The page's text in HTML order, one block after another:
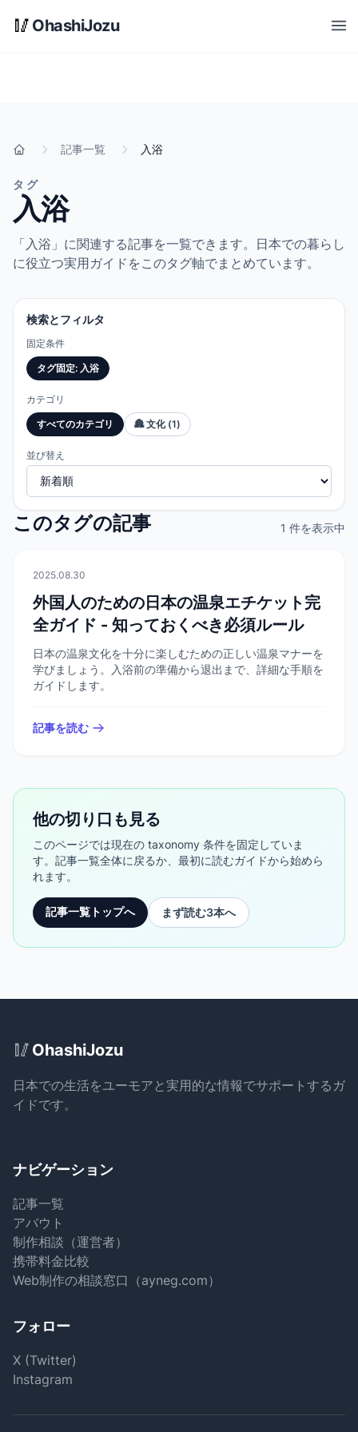
メインコンテンツへスキップ
🥢 OhashiJozu
ホーム 記事一覧 入浴
タグ
入浴
「入浴」に関連する記事を一覧できます。日本での暮らし
に役立つ実用ガイドをこのタグ軸でまとめています。
検索とフィルタ
固定条件
タグ固定: 入浴
カテゴリ
すべてのカテゴリ 🏯 文化(1)
並び替え
このタグの記事 1 件を表示中
🏯文化
2025.08.30
外国人のための日本の温泉エチケット完
全ガイド - 知っておくべき必須ルール
日本の温泉文化を十分に楽しむための正しい温泉マナーを
学びましょう。入浴前の準備から退出まで、詳細な手順を
ガイドします。
記事を読む
他の切り口も見る
このページでは現在の taxonomy 条件を固定していま
す。記事一覧全体に戻るか、最初に読むガイドから始めら
れます。
記事一覧トップへ まず読む3本へ
Site Footer
🥢 OhashiJozu
日本での生活をユーモアと実用的な情報でサポートするガ
イドです。
ナビゲーション
記事一覧
アバウト
制作相談（運営者）
携帯料金比較
Web制作の相談窓口（ayneg.com）
フォロー
X (Twitter)
Instagram